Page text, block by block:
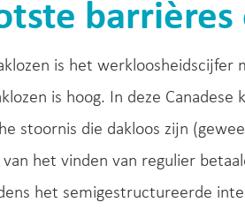
is het werkloosheidscijfer
is hoog. In deze
stoornis die dakloos zijn
het vinden van regulier
het semigestructureerde